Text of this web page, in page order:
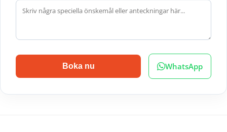
Boka nu WhatsApp